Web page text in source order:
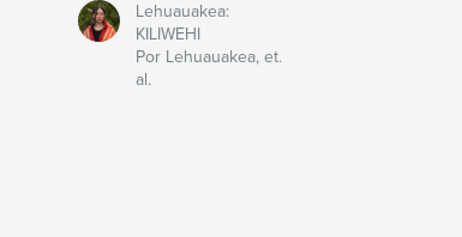
Lehuauakea:
KILIWEHI
Por Lehuauakea, et.
al.